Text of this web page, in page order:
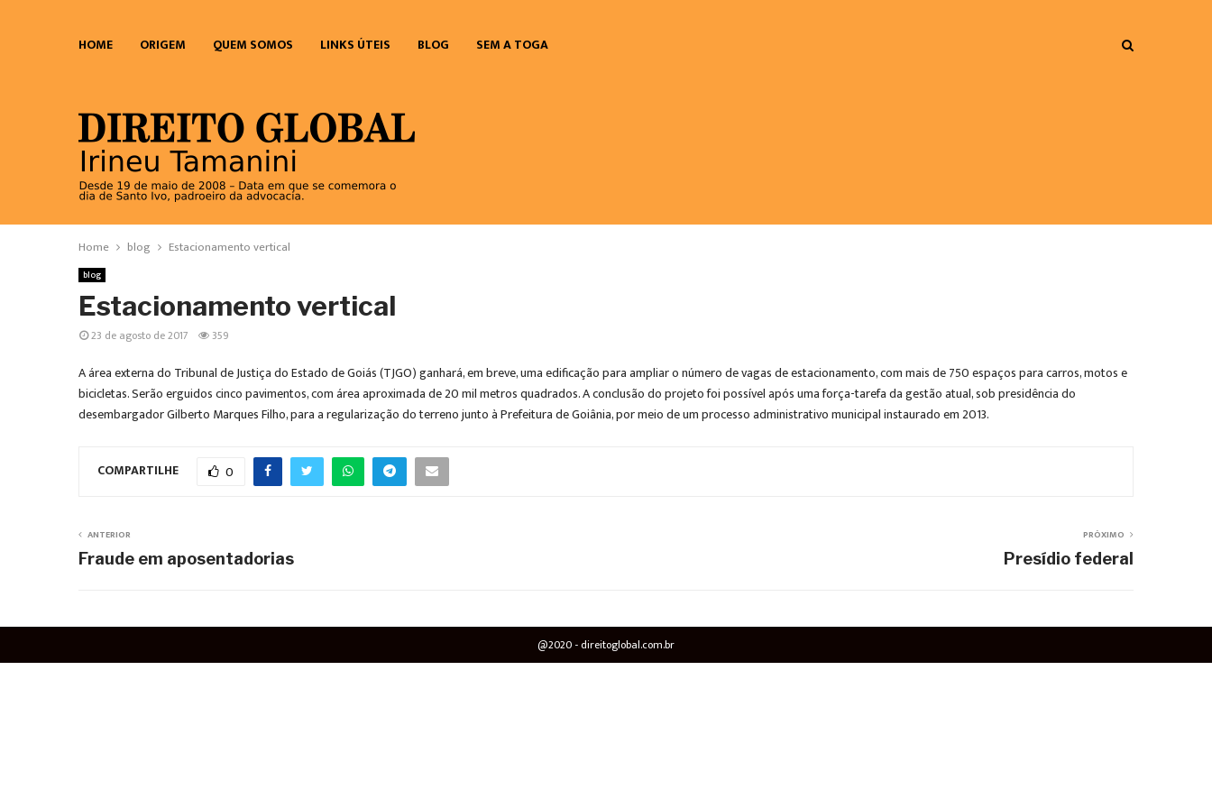
HOME ORIGEM QUEM SOMOS LINKS ÚTEIS BLOG SEM A TOGA
Home blog Estacionamento vertical
blog
Estacionamento vertical
23 de agosto de 2017 359
A área externa do Tribunal de Justiça do Estado de Goiás (TJGO) ganhará, em breve, uma edificação para ampliar o número de vagas de estacionamento, com mais de 750 espaços para carros, motos e
bicicletas. Serão erguidos cinco pavimentos, com área aproximada de 20 mil metros quadrados. A conclusão do projeto foi possível após uma força-tarefa da gestão atual, sob presidência do
desembargador Gilberto Marques Filho, para a regularização do terreno junto à Prefeitura de Goiânia, por meio de um processo administrativo municipal instaurado em 2013.
COMPARTILHE 0
ANTERIOR
Fraude em aposentadorias
PRÓXIMO
Presídio federal
@2020 - direitoglobal.com.br